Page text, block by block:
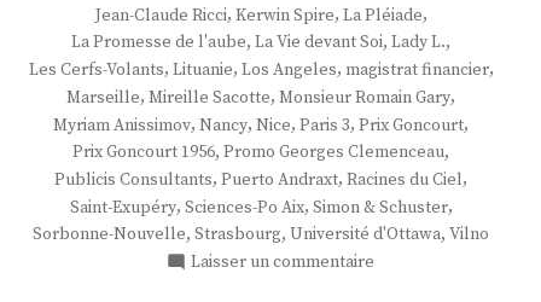
Jean-Claude Ricci, Kerwin Spire, La Pléiade,
La Promesse de l'aube, La Vie devant Soi, Lady L.,
Les Cerfs-Volants, Lituanie, Los Angeles, magistrat financier,
Marseille, Mireille Sacotte, Monsieur Romain Gary,
Myriam Anissimov, Nancy, Nice, Paris 3, Prix Goncourt,
Prix Goncourt 1956, Promo Georges Clemenceau,
Publicis Consultants, Puerto Andraxt, Racines du Ciel,
Saint-Exupéry, Sciences-Po Aix, Simon & Schuster,
Sorbonne-Nouvelle, Strasbourg, Université d'Ottawa, Vilno
Laisser un commentaire